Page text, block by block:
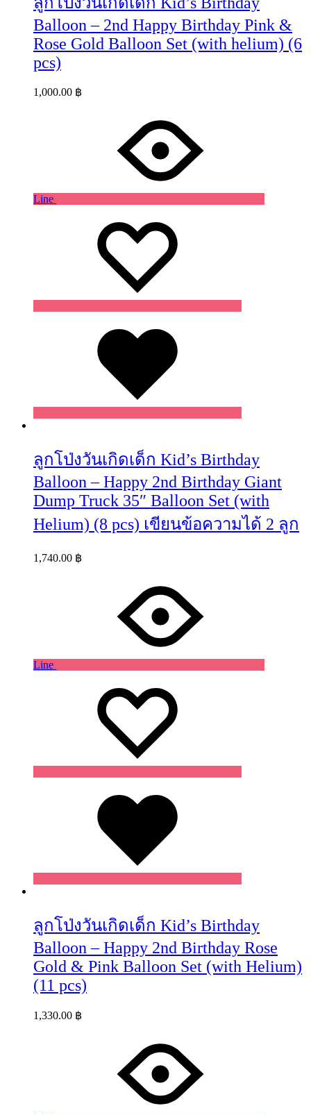
Balloon – 2nd Happy Birthday Pink &
Rose Gold Balloon Set (with helium) (6
pcs)
1,000.00 ฿
Line
ลูกโป่งวันเกิดเด็ก Kid’s Birthday
Balloon – Happy 2nd Birthday Giant
Dump Truck 35″ Balloon Set (with
Helium) (8 pcs) เขียนข้อความได้ 2 ลูก
1,740.00 ฿
Line
ลูกโป่งวันเกิดเด็ก Kid’s Birthday
Balloon – Happy 2nd Birthday Rose
Gold & Pink Balloon Set (with Helium)
(11 pcs)
1,330.00 ฿